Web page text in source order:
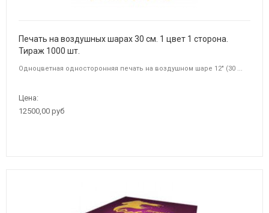
Печать на воздушных шарах 30 см. 1 цвет 1 сторона.
Тираж 1000 шт.
Одноцветная односторонняя печать на воздушном шаре 12" (30 ...
Цена:
12500,00 руб